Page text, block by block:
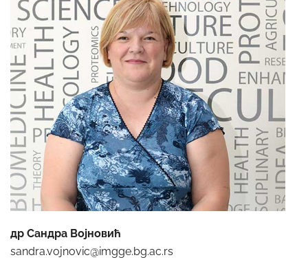
др Сандра Војновић
sandra.vojnovic@imgge.bg.ac.rs